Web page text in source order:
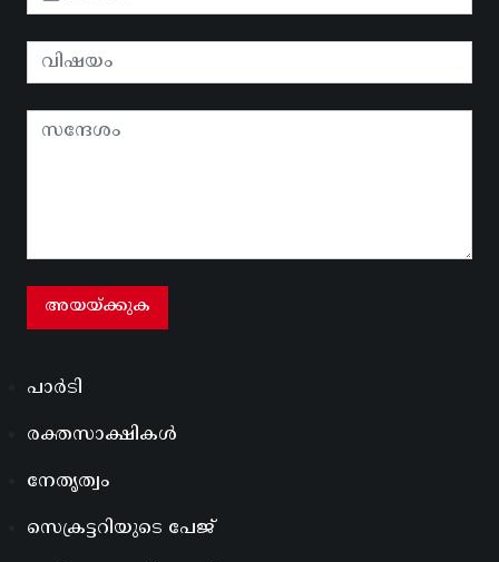
പാർടി
രക്തസാക്ഷികൾ
നേതൃത്വം
സെക്രട്ടറിയുടെ പേജ്